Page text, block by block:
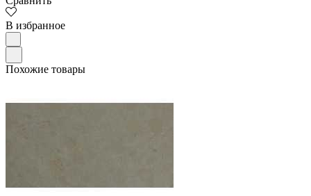
В избранное
Похожие товары